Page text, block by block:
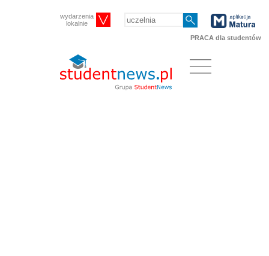
wydarzenia
lokalnie
PRACA dla studentów